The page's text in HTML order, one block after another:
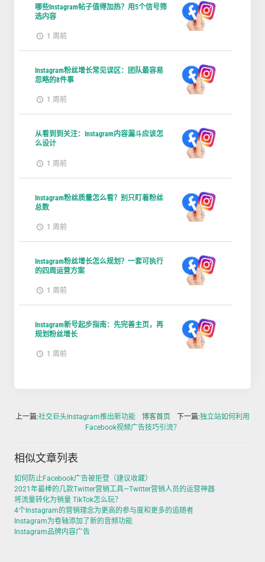
哪些Instagram帖子值得加热？用5个信号筛
选内容
1 周前
Instagram粉丝增长常见误区：团队最容易
忽略的8件事
1 周前
从看到到关注：Instagram内容漏斗应该怎
么设计
1 周前
Instagram粉丝质量怎么看？别只盯着粉丝
总数
1 周前
Instagram粉丝增长怎么规划？一套可执行
的四周运营方案
1 周前
Instagram新号起步指南：先完善主页，再
规划粉丝增长
1 周前
上一篇:社交巨头Instagram推出新功能 博客首页 下一篇:独立站如何利用
Facebook视频广告技巧引流？
相似文章列表
如何防止Facebook广告被拒登（建议收藏）
2021年最棒的几款Twitter营销工具—Twitter营销人员的运营神器
将流量转化为销量 TikTok怎么玩？
4个Instagram的营销理念为更高的参与度和更多的追随者
Instagram为卷轴添加了新的音频功能
Instagram品牌内容广告